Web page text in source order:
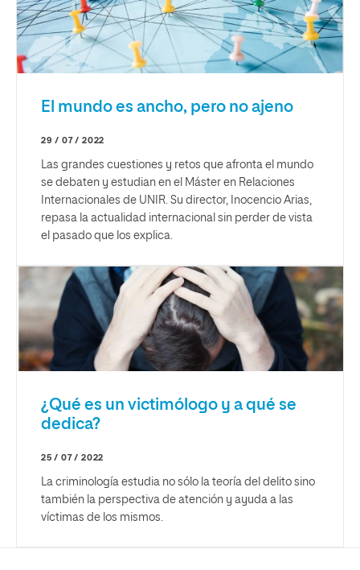
El mundo es ancho, pero no ajeno
29 / 07 / 2022
Las grandes cuestiones y retos que afronta el mundo
se debaten y estudian en el Máster en Relaciones
Internacionales de UNIR. Su director, Inocencio Arias,
repasa la actualidad internacional sin perder de vista
el pasado que los explica.
¿Qué es un victimólogo y a qué se
dedica?
25 / 07 / 2022
La criminología estudia no sólo la teoría del delito sino
también la perspectiva de atención y ayuda a las
víctimas de los mismos.